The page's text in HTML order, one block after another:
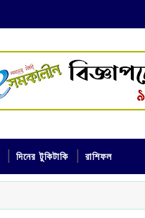
দিনের টুকিটাকি রাশিফল